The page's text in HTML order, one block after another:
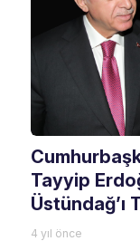
Tayyip
Üstündağ’ı
4 yıl önce